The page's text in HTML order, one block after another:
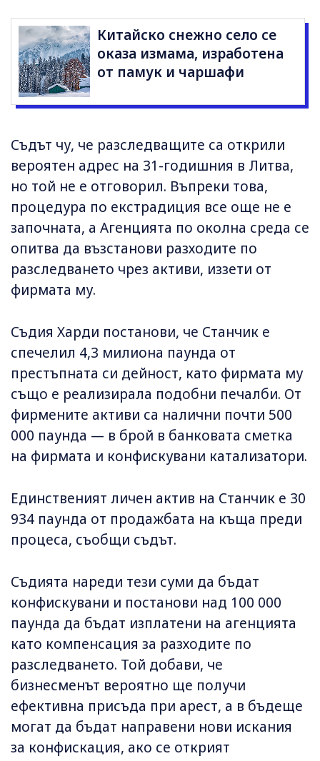
Китайско снежно село се
оказа измама, изработена
от памук и чаршафи
Съдът чу, че разследващите са открили
вероятен адрес на 31-годишния в Литва,
но той не е отговорил. Въпреки това,
процедура по екстрадиция все още не е
започната, а Агенцията по околна среда се
опитва да възстанови разходите по
разследването чрез активи, иззети от
фирмата му.
Съдия Харди постанови, че Станчик е
спечелил 4,3 милиона паунда от
престъпната си дейност, като фирмата му
също е реализирала подобни печалби. От
фирмените активи са налични почти 500
000 паунда — в брой в банковата сметка
на фирмата и конфискувани катализатори.
Единственият личен актив на Станчик е 30
934 паунда от продажбата на къща преди
процеса, съобщи съдът.
Съдията нареди тези суми да бъдат
конфискувани и постанови над 100 000
паунда да бъдат изплатени на агенцията
като компенсация за разходите по
разследването. Той добави, че
бизнесменът вероятно ще получи
ефективна присъда при арест, а в бъдеще
могат да бъдат направени нови искания
за конфискация, ако се открият